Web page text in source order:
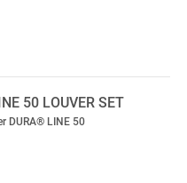
50 LOUVER SET
DURA® LINE 50